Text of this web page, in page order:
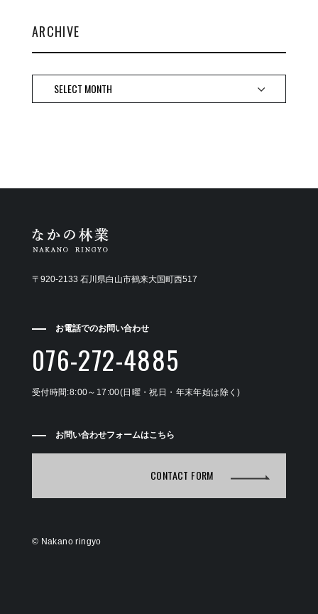
ARCHIVE
〒920-2133 石川県白山市鶴来大国町西517
お電話でのお問い合わせ
076-272-4885
受付時間:8:00～17:00(日曜・祝日・年末年始は除く)
お問い合わせフォームはこちら
CONTACT FORM
© Nakano ringyo